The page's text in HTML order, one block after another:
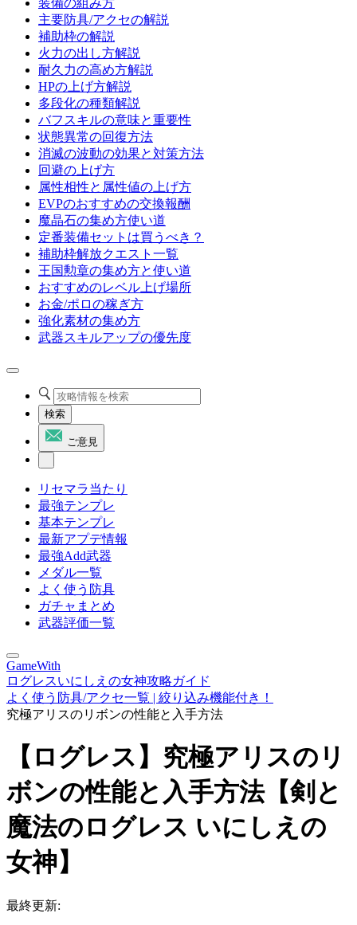
装備の組み方
主要防具/アクセの解説
補助枠の解説
火力の出し方解説
耐久力の高め方解説
HPの上げ方解説
多段化の種類解説
バフスキルの意味と重要性
状態異常の回復方法
消滅の波動の効果と対策方法
回避の上げ方
属性相性と属性値の上げ方
EVPのおすすめの交換報酬
魔晶石の集め方使い道
定番装備セットは買うべき？
補助枠解放クエスト一覧
王国勲章の集め方と使い道
おすすめのレベル上げ場所
お金/ポロの稼ぎ方
強化素材の集め方
武器スキルアップの優先度
検索
ご意見
リセマラ当たり
最強テンプレ
基本テンプレ
最新アプデ情報
最強Add武器
メダル一覧
よく使う防具
ガチャまとめ
武器評価一覧
GameWith
ログレスいにしえの女神攻略ガイド
よく使う防具/アクセ一覧 | 絞り込み機能付き！
究極アリスのリボンの性能と入手方法
【ログレス】究極アリスのリ
ボンの性能と入手方法【剣と
魔法のログレス いにしえの
女神】
最終更新: